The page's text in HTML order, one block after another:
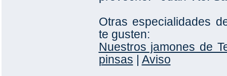
Otras especialidades
te gusten:
Nuestros jamones de
pinsas | Aviso